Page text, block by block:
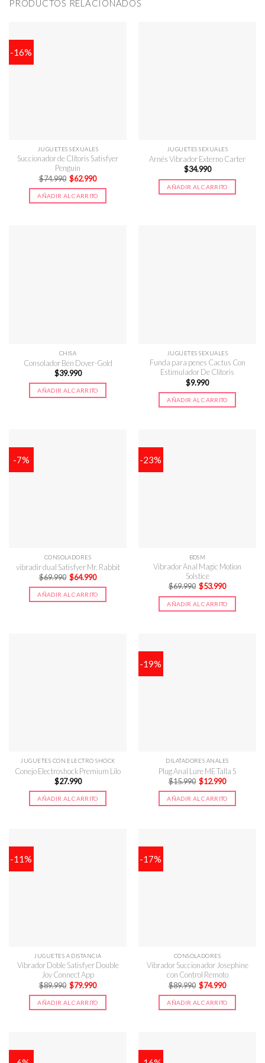
PRODUCTOS RELACIONADOS
-16%
JUGUETES SEXUALES
Succionador de Clítoris Satisfyer
Penguin
$74.990 El
precio
original
era:
$74.990.
$62.990El
actual
es:
$62.990.
AÑADIR AL CARRITO
JUGUETES SEXUALES
Arnés Vibrador Externo Carter
$34.990
AÑADIR AL CARRITO
CHISA
Consolador Ben Dover-Gold
$39.990
AÑADIR AL CARRITO
JUGUETES SEXUALES
Funda para penes Cactus Con
Estimulador De Clitoris
$9.990
AÑADIR AL CARRITO
-7%
CONSOLADORES
vibradir dual Satisfyer Mr. Rabbit
$69.990 El
precio
original
era:
$69.990.
$64.990El
actual
es:
$64.990.
AÑADIR AL CARRITO
-23%
BDSM
Vibrador Anal Magic Motion
Solstice
$69.990 El
precio
original
era:
$69.990.
$53.990El
actual
es:
$53.990.
AÑADIR AL CARRITO
JUGUETES CON ELECTRO SHOCK
Conejo Electroshock Premium Lilo
$27.990
AÑADIR AL CARRITO
-19%
DILATADORES ANALES
Plug Anal Lure ME Talla S
$15.990 El
precio
original
era:
$15.990.
$12.990El
actual
es:
$12.990.
AÑADIR AL CARRITO
-11%
JUGUETES A DISTANCIA
Vibrador Doble Satisfyer Double
Joy Connect App
$89.990 El
precio
original
era:
$89.990.
$79.990El
actual
es:
$79.990.
AÑADIR AL CARRITO
-17%
CONSOLADORES
Vibrador Succionador Josephine
con Control Remoto
$89.990 El
precio
original
era:
$89.990.
$74.990El
actual
es:
$74.990.
AÑADIR AL CARRITO